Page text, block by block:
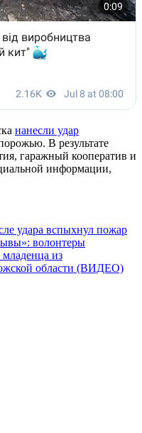
нанесли удар
В результате
гаражный кооператив и
информации,
удара вспыхнул пожар
волонтеры
младенца из
области (ВИДЕО)